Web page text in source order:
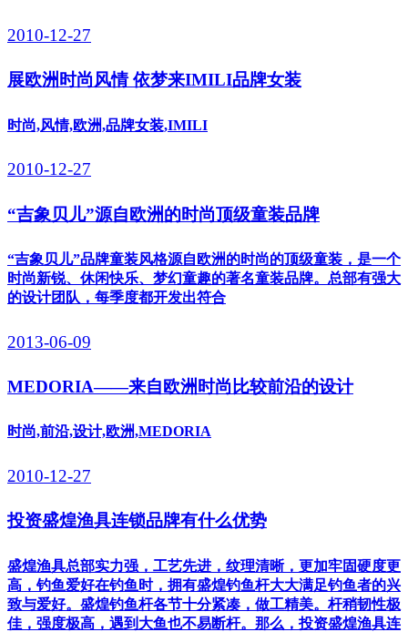
2010-12-27
展欧洲时尚风情 依梦来IMILI品牌女装
时尚,风情,欧洲,品牌女装,IMILI
2010-12-27
“吉象贝儿”源自欧洲的时尚顶级童装品牌
“吉象贝儿”品牌童装风格源自欧洲的时尚的顶级童装，是一个
时尚新锐、休闲快乐、梦幻童趣的著名童装品牌。总部有强大
的设计团队，每季度都开发出符合
2013-06-09
MEDORIA——来自欧洲时尚比较前沿的设计
时尚,前沿,设计,欧洲,MEDORIA
2010-12-27
投资盛煌渔具连锁品牌有什么优势
盛煌渔具总部实力强，工艺先进，纹理清晰，更加牢固硬度更
高，钓鱼爱好在钓鱼时，拥有盛煌钓鱼杆大大满足钓鱼者的兴
致与爱好。盛煌钓鱼杆各节十分紧凑，做工精美。杆稍韧性极
佳，强度极高，遇到大鱼也不易断杆。那么，投资盛煌渔具连